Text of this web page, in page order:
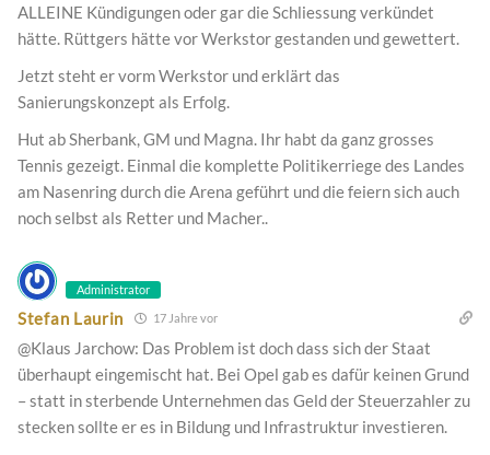
ALLEINE Kündigungen oder gar die Schliessung verkündet
hätte. Rüttgers hätte vor Werkstor gestanden und gewettert.
Jetzt steht er vorm Werkstor und erklärt das
Sanierungskonzept als Erfolg.
Hut ab Sherbank, GM und Magna. Ihr habt da ganz grosses
Tennis gezeigt. Einmal die komplette Politikerriege des Landes
am Nasenring durch die Arena geführt und die feiern sich auch
noch selbst als Retter und Macher..
Administrator
Stefan Laurin 17 Jahre vor
@Klaus Jarchow: Das Problem ist doch dass sich der Staat
überhaupt eingemischt hat. Bei Opel gab es dafür keinen Grund
– statt in sterbende Unternehmen das Geld der Steuerzahler zu
stecken sollte er es in Bildung und Infrastruktur investieren.